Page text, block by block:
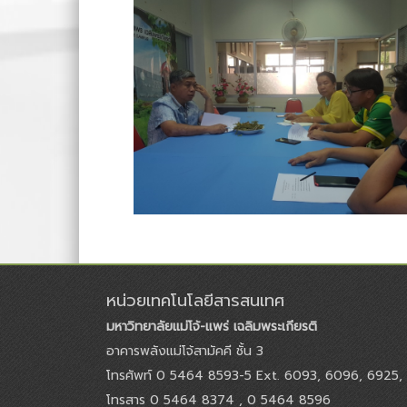
หน่วยเทคโนโลยีสารสนเทศ
มหาวิทยาลัยแม่โจ้-แพร่ เฉลิมพระเกียรติ
อาคารพลังแม่โจ้สามัคคี ชั้น 3
โทรศัพท์ 0 5464 8593-5 Ext. 6093, 6096,
โทรสาร 0 5464 8374 , 0 5464 8596